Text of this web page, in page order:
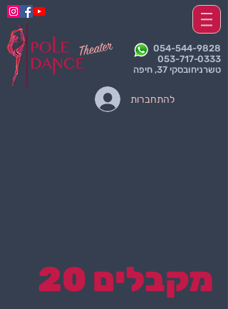
054-544-9828
053-717-0333
טשרניחובסקי 37, חיפה
להתחברות
מקבלים 20